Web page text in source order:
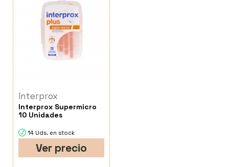
Interprox
Interprox Supermicro
10 Unidades
14 Uds. en stock
Ver precio